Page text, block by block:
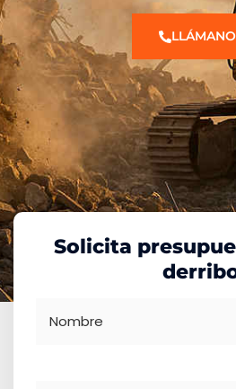
Solicita